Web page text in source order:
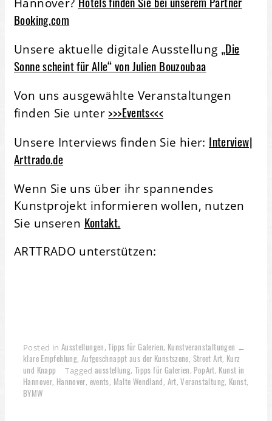
Booking.com
Unsere aktuelle digitale Ausstellung „Die
Sonne scheint für Alle“ von Julien Bouzoubaa
Von uns ausgewählte Veranstaltungen
finden Sie unter >>>Events<<<
Unsere Interviews finden Sie hier: Interview|
Arttrado.de
Wenn Sie uns über ihr spannendes
Kunstprojekt informieren wollen, nutzen
Sie unseren Kontakt.
ARTTRADO unterstützen:
Posted in Ausstellungen,Tipps für Galerien, Kunstveranstaltungen ←
klare Empfehlung, Aufgeschnappt aus der Kunstszene, Street Art, Kurz
und Knapp
Tagged ausstellung, Tipps für Galerien, PopArt, Kunst in
Hannover, Hannover, events, Malte Wendland, Art,Veranstaltung, Kunst,
BYMW